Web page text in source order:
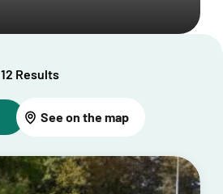
12 Results
See on the map